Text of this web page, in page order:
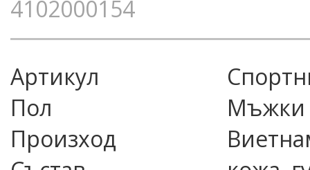
4102000154
Артикул
Пол
Мъжки
Произход